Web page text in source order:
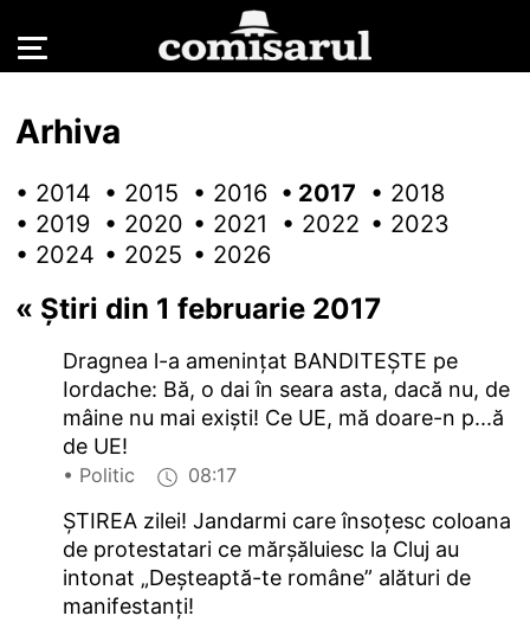
Arhiva
• 2014 • 2015 • 2016 • 2017
• 2018
• 2019 • 2020 • 2021 • 2022 • 2023
• 2024 • 2025 • 2026
« Știri din 1 februarie 2017
Dragnea l-a amenințat BANDITEȘTE pe
Iordache: Bă, o dai în seara asta, dacă nu, de
mâine nu mai exiști! Ce UE, mă doare-n p...ă
de UE!
• Politic 08:17
ȘTIREA zilei! Jandarmi care însoţesc coloana
de protestatari ce mărşăluiesc la Cluj au
intonat „Deşteaptă-te române” alături de
manifestanţi!